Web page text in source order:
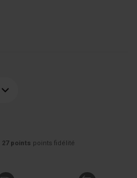
27 points points fidélité